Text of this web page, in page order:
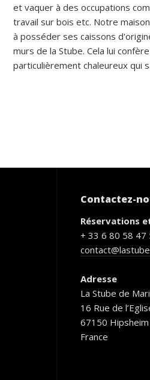
et vaquer à des occupations
travail sur bois etc. Notre
à posséder ses caissons
murs de la Stube. Cela lui
particulièrement chaleureux qui
Contactez-
Réservations
+ 33 6 80 58 47
Adresse
La Stube de
16 Rue de
67150 Hipsheim
France